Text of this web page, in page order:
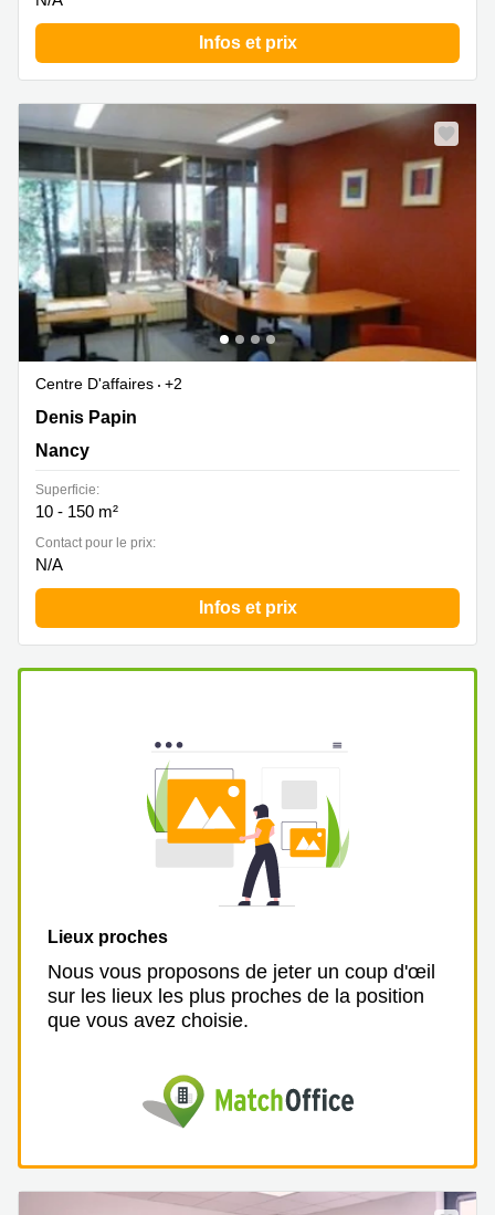
Infos et prix
Centre D'affaires
+2
870 rue Denis Papin, Nancy
Denis Papin
Nancy
Superficie:
10 - 150 m²
Contact pour le prix:
N/A
Infos et prix
Lieux proches
Nous vous proposons de jeter un coup d'œil
sur les lieux les plus proches de la position
que vous avez choisie.